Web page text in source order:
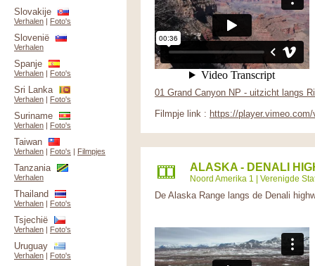
01 Grand Canyon NP - uitzicht langs
Filmpje link : https://
ALASKA - DENALI
Noord Amerika 1 | Verenigde
De Alaska Range langs de Denali
Slovakije
Verhalen | Foto's
Slovenië
Verhalen
Spanje
Verhalen | Foto's
Sri Lanka
Verhalen | Foto's
Suriname
Verhalen | Foto's
Taiwan
Verhalen | Foto's | Filmpjes
Tanzania
Verhalen
Thailand
Verhalen | Foto's
Tsjechië
Verhalen | Foto's
Uruguay
Verhalen | Foto's